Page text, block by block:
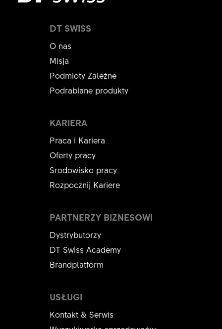
DT SWISS
O nas
Misja
Podmioty Zależne
Podrabiane produkty
KARIERA
Praca i Kariera
Oferty pracy
Srodowisko pracy
Rozpocznij Kariere
USŁUGI
Kontakt & Serwis
PARTNERZY BIZNESOWI
Dystrybutorzy
DT Swiss Academy
Brandplatform